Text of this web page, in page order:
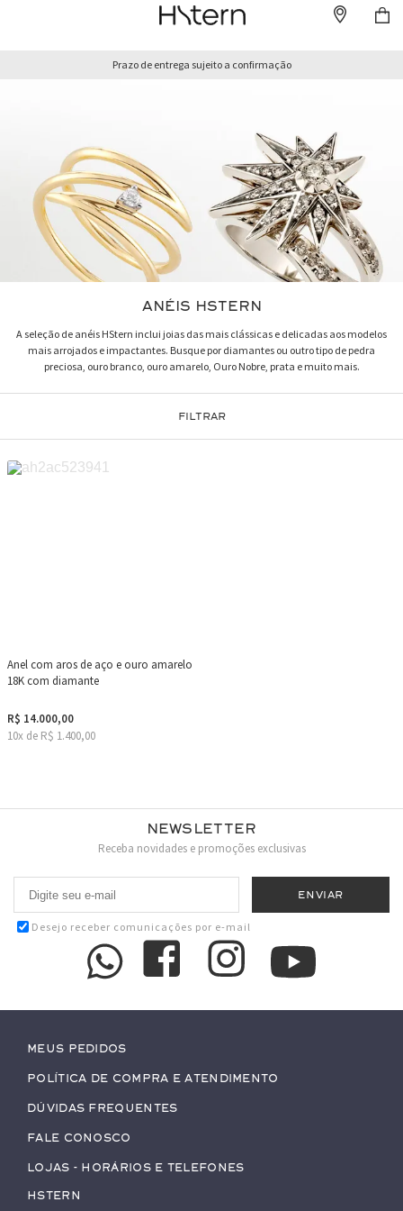
Prazo de entrega sujeito a confirmação
ANÉIS HSTERN
A seleção de anéis HStern inclui joias das mais clássicas e delicadas aos modelos
mais arrojados e impactantes. Busque por diamantes ou outro tipo de pedra
preciosa, ouro branco, ouro amarelo, Ouro Nobre, prata e muito mais.
FILTRAR
Anel com aros de aço e ouro amarelo
18K com diamante
R$ 14.000,00
10x de R$ 1.400,00
Newsletter
Receba novidades e promoções exclusivas
Desejo receber comunicações por e-mail
Meus pedidos
Política de Compra e Atendimento
Dúvidas Frequentes
Fale conosco
Lojas - Horários e Telefones
HStern